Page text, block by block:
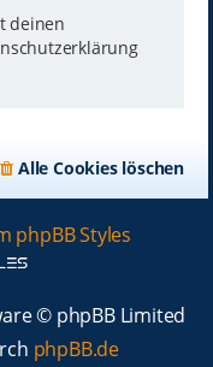
deinen
Alle Cookies löschen
phpBB Styles
© phpBB Limited
phpBB.de